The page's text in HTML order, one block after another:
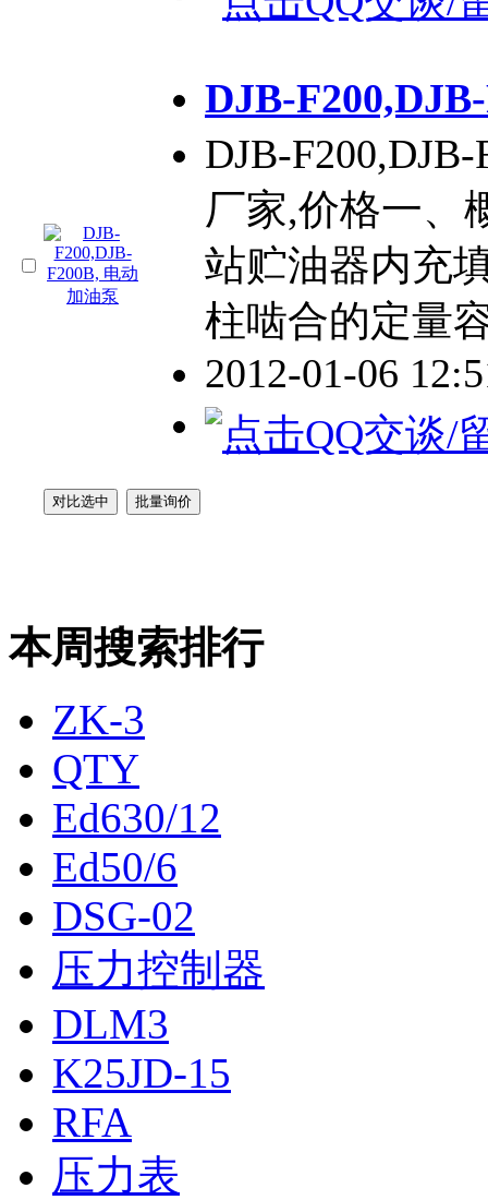
DJB-
DJB-
厂家,价格一、
站贮油器内充
柱啮合的定量
2012-01-06
本周搜索排行
ZK-3
QTY
Ed630/12
Ed50/6
DSG-02
压力控制器
DLM3
K25JD-15
RFA
压力表